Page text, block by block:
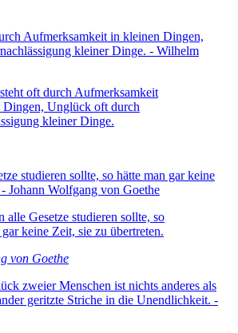
oft durch Aufmerksamkeit
Dingen, Unglück oft durch
kleiner Dinge.
alle Gesetze studieren sollte, so
keine Zeit, sie zu übertreten.
von Goethe